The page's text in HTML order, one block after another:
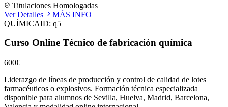
Titulaciones Homologadas
Ver Detalles
MÁS INFO
QUÍMICAID: q5
Curso Online Técnico de fabricación química
600€
Liderazgo de líneas de producción y control de calidad de lotes
farmacéuticos o explosivos. Formación técnica especializada
disponible para alumnos de Sevilla, Huelva, Madrid, Barcelona,